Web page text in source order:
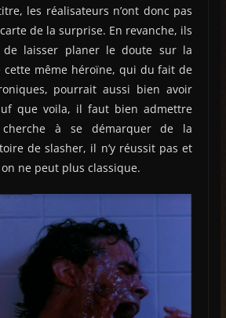
les réalisateurs n’ont donc pas
de la surprise. En revanche, ils
de laisser planer le doute sur la
cette même héroïne, qui du fait de
pourrait aussi bien avoir
que voila, il faut bien admettre
à se démarquer de la
de slasher, il n’y réussit pas et
ne peut plus classique.